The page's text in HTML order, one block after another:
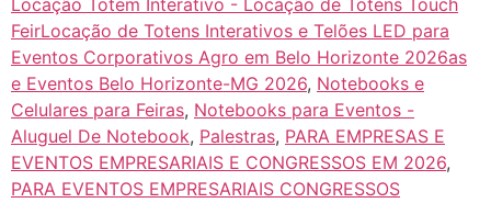
Locação Totem Interativo - Locação de Totens Touch
FeirLocação de Totens Interativos e Telões LED para
Eventos Corporativos Agro em Belo Horizonte 2026as
e Eventos Belo Horizonte-MG 2026, Notebooks e
Celulares para Feiras, Notebooks para Eventos -
Aluguel De Notebook, Palestras, PARA EMPRESAS E
EVENTOS EMPRESARIAIS E CONGRESSOS EM 2026,
PARA EVENTOS EMPRESARIAIS CONGRESSOS